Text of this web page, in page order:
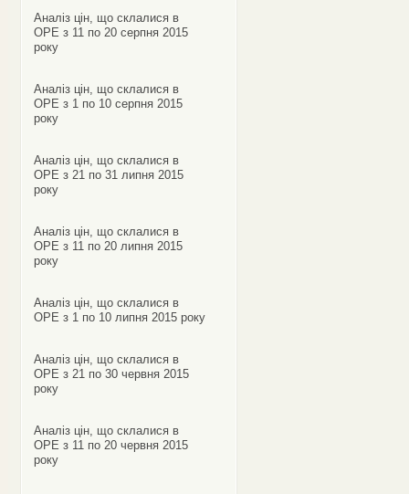
Аналіз цін, що склалися в
ОРЕ з 11 по 20 серпня 2015
року
Аналіз цін, що склалися в
ОРЕ з 1 по 10 серпня 2015
року
Аналіз цін, що склалися в
ОРЕ з 21 по 31 липня 2015
року
Аналіз цін, що склалися в
ОРЕ з 11 по 20 липня 2015
року
Аналіз цін, що склалися в
ОРЕ з 1 по 10 липня 2015 року
Аналіз цін, що склалися в
ОРЕ з 21 по 30 червня 2015
року
Аналіз цін, що склалися в
ОРЕ з 11 по 20 червня 2015
року